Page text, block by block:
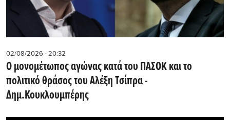
02/08/2026 - 20:32
Ο μονομέτωπος αγώνας κατά του ΠΑΣΟΚ και το
πολιτικό θράσος του Αλέξη Τσίπρα -
Δημ.Κουκλουμπέρης